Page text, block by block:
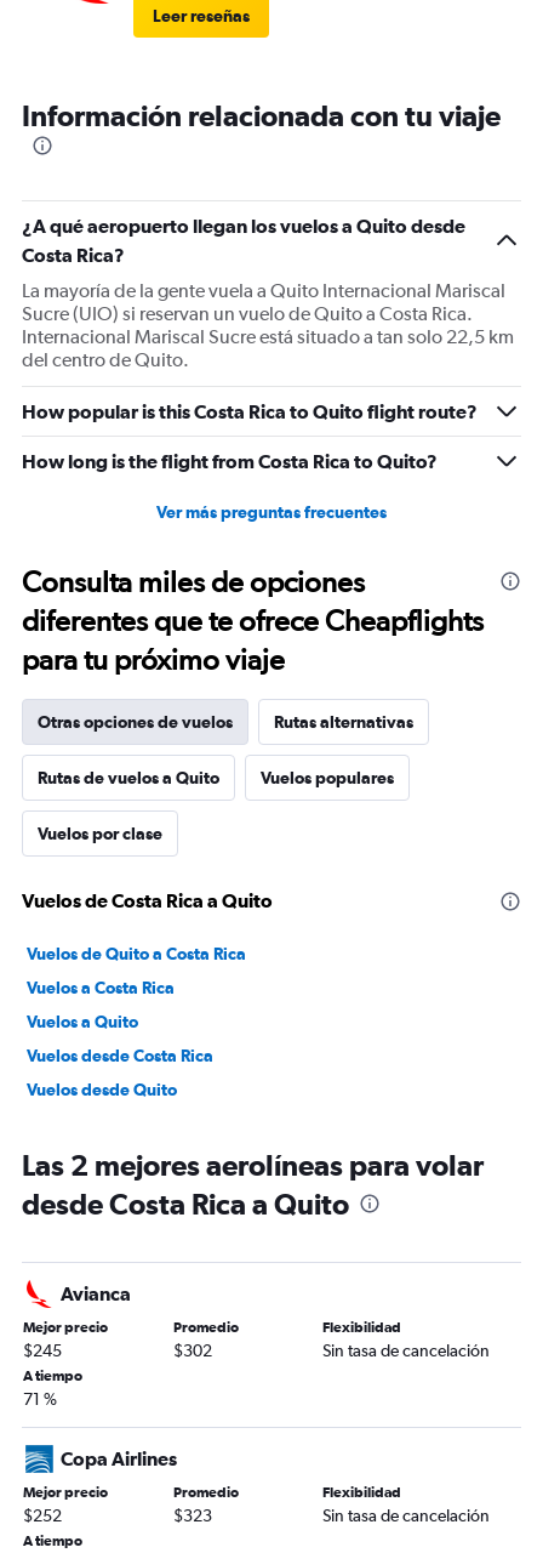
Leer reseñas
Información relacionada con tu viaje
¿A qué aeropuerto llegan los vuelos a Quito desde
Costa Rica?
La mayoría de la gente vuela a Quito Internacional Mariscal
Sucre (UIO) si reservan un vuelo de Quito a Costa Rica.
Internacional Mariscal Sucre está situado a tan solo 22,5 km
del centro de Quito.
How popular is this Costa Rica to Quito flight route?
How long is the flight from Costa Rica to Quito?
Ver más preguntas frecuentes
Consulta miles de opciones
diferentes que te ofrece Cheapflights
para tu próximo viaje
Otras opciones de vuelos Rutas alternativas
Rutas de vuelos a Quito Vuelos populares
Vuelos por clase
Vuelos de Costa Rica a Quito
Vuelos de Quito a Costa Rica
Vuelos a Costa Rica
Vuelos a Quito
Vuelos desde Costa Rica
Vuelos desde Quito
Las 2 mejores aerolíneas para volar
desde Costa Rica a Quito
Avianca
Mejor precio
$245
Promedio
$302
Flexibilidad
Sin tasa de cancelación
A tiempo
71 %
Copa Airlines
Mejor precio
$252
Promedio
$323
Flexibilidad
Sin tasa de cancelación
A tiempo